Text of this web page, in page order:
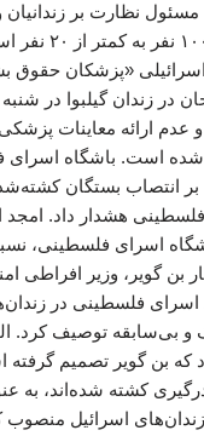
نظارت بر
بازداشت آنها
«پزشکان حقوق
در زندان گیلبوا در
ارائه معاینات
است. باشگاه اسرای
انتصاب بستگان
هشدار داد. امجد
اسرای فلسطینی،
بن گویر، وزیر افراطی
فلسطینی در
و بی‌سابقه توصیف کرد.
که بن گویر تصمیم گرفته
کشته شده‌اند، به
اسرائیل منصوب